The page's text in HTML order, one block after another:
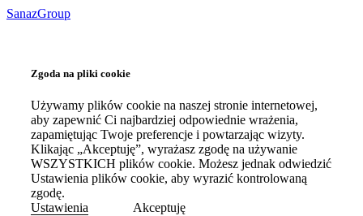
SanazGroup
Zgoda na pliki cookie
Używamy plików cookie na naszej stronie internetowej,
aby zapewnić Ci najbardziej odpowiednie wrażenia,
zapamiętując Twoje preferencje i powtarzając wizyty.
Klikając „Akceptuję”, wyrażasz zgodę na używanie
WSZYSTKICH plików cookie. Możesz jednak odwiedzić
Ustawienia plików cookie, aby wyrazić kontrolowaną
zgodę.
Ustawienia
Akceptuję